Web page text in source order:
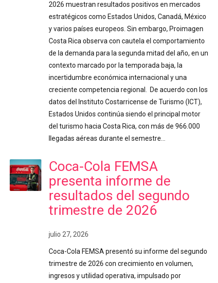
2026 muestran resultados positivos en mercados
estratégicos como Estados Unidos, Canadá, México
y varios países europeos. Sin embargo, Proimagen
Costa Rica observa con cautela el comportamiento
de la demanda para la segunda mitad del año, en un
contexto marcado por la temporada baja, la
incertidumbre económica internacional y una
creciente competencia regional. De acuerdo con los
datos del Instituto Costarricense de Turismo (ICT),
Estados Unidos continúa siendo el principal motor
del turismo hacia Costa Rica, con más de 966.000
llegadas aéreas durante el semestre…
Coca-Cola FEMSA
presenta informe de
resultados del segundo
trimestre de 2026
julio 27, 2026
Coca-Cola FEMSA presentó su informe del segundo
trimestre de 2026 con crecimiento en volumen,
ingresos y utilidad operativa, impulsado por